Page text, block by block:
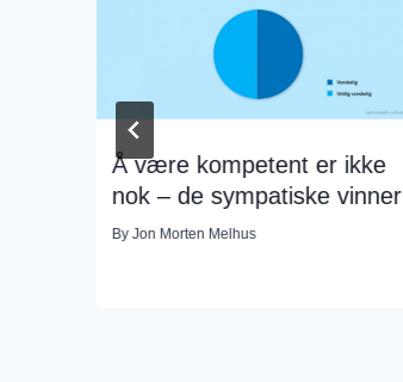
Å være kompetent er ikke
nok – de sympatiske vinner
By Jon Morten Melhus